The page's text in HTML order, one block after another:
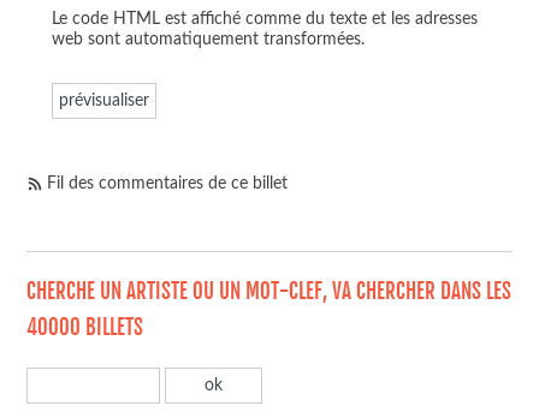
Le code HTML est affiché comme du texte et les adresses
web sont automatiquement transformées.
Fil des commentaires de ce billet
CHERCHE UN ARTISTE OU UN MOT-CLEF, VA CHERCHER DANS LES
40000 BILLETS